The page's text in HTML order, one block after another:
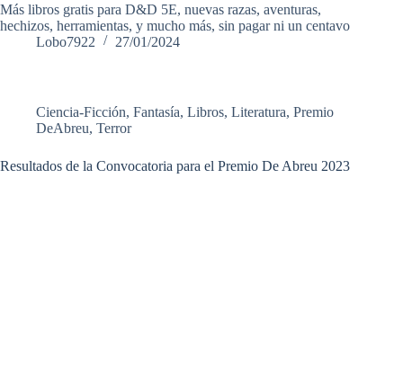
Más libros gratis para D&D 5E, nuevas razas, aventuras,
hechizos, herramientas, y mucho más, sin pagar ni un centavo
Lobo7922
27/01/2024
Ciencia-Ficción, Fantasía, Libros, Literatura, Premio
DeAbreu, Terror
Resultados de la Convocatoria para el Premio De Abreu 2023